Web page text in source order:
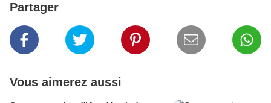
Partager
Vous aimerez aussi